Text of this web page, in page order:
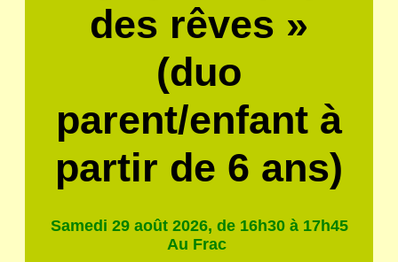
des rêves »
(duo
parent/enfant à
partir de 6 ans)
Samedi 29 août 2026, de 16h30 à 17h45
Au Frac